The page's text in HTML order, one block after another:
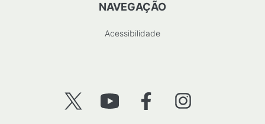
NAVEGAÇÃO
Acessibilidade